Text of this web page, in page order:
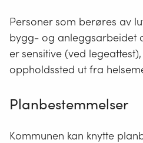
Personer som berøres av
bygg- og anleggsarbeidet
er sensitive (ved
oppholdssted ut fra
Planbestemmelser
Kommunen kan knytte